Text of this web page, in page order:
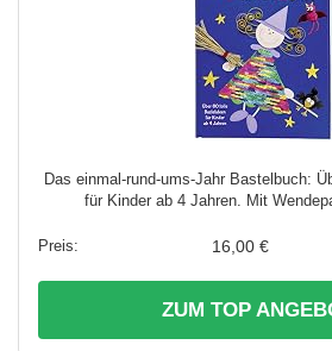
Das einmal-rund-ums-Jahr Bastelbuch:
für Kinder ab 4 Jahren. Mit
16,00 €
ZUM TOP